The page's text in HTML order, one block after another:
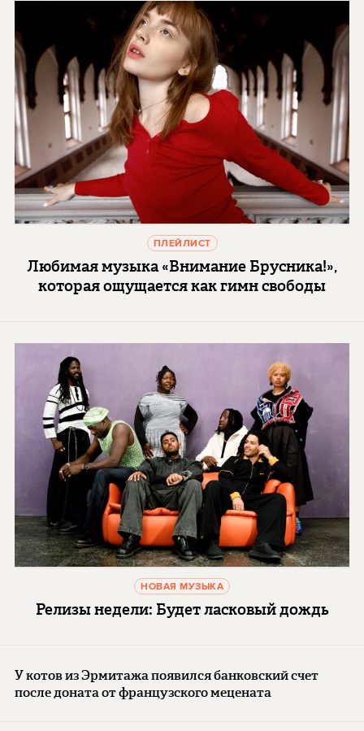
ПЛЕЙЛИСТ
Любимая музыка «Внимание Брусника!»,
которая ощущается как гимн свободы
НОВАЯ МУЗЫКА
Релизы недели: Будет ласковый дождь
У котов из Эрмитажа появился банковский счет
после доната от французского мецената